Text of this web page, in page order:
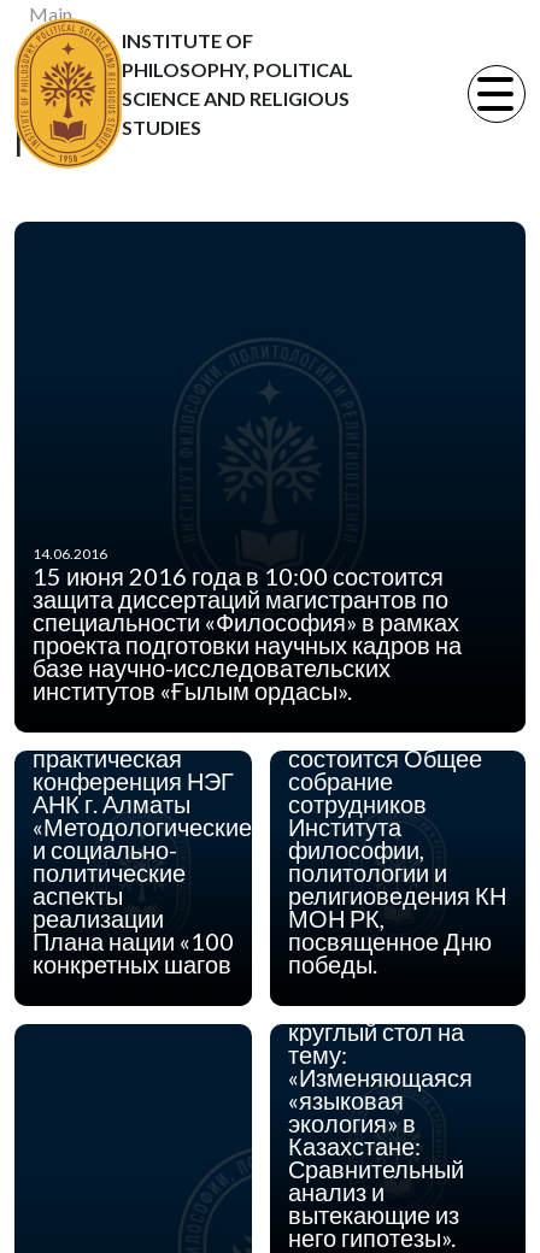
INSTITUTE OF
PHILOSOPHY, POLITICAL
SCIENCE AND RELIGIOUS
STUDIES
Main
News
Статьи
News
14.06.2016
15 июня 2016 года в 10:00 состоится
защита диссертаций магистрантов по
специальности «Философия» в рамках
проекта подготовки научных кадров на
базе научно-исследовательских
институтов «Ғылым ордасы».
11-00 ч. в
Институте
философии,
политологии и
религиоведения
КН МОН РК
состоится V
городская
научно-
практическая
конференция НЭГ
АНК г. Алматы
«Методологические
и социально-
политические
аспекты
реализации
Плана нации «100
конкретных шагов
03.05.2016
04 мая 2016 года в
11.00 часов
состоится Общее
собрание
сотрудников
Института
философии,
политологии и
религиоведения КН
МОН РК,
посвященное Дню
победы.
15.04.2016
22 апреля 2016 г. в
Институте
философии,
политологии и
религиоведения
Комитета науки
МОН РК состоится
круглый стол на
тему:
«Изменяющаяся
«языковая
экология» в
Казахстане:
Сравнительный
анализ и
вытекающие из
него гипотезы».
31.03.2016
С 28 марта по 8
апреля 2016 г. в